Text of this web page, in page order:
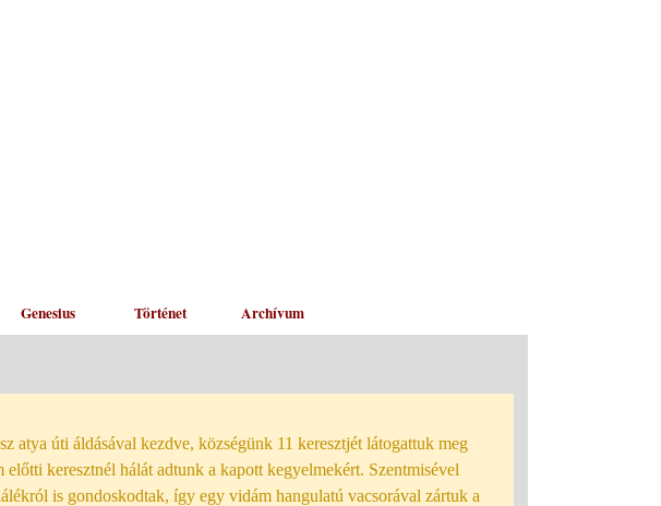
Genesius Történet Archívum
atya úti áldásával kezdve, községünk 11 keresztjét látogattuk meg
keresztnél hálát adtunk a kapott kegyelmekért. Szentmisével
is gondoskodtak, így egy vidám hangulatú vacsorával zártuk a